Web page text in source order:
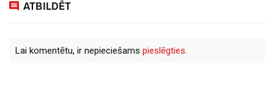
ATBILDĒT
Lai komentētu, ir nepieciešams pieslēgties.